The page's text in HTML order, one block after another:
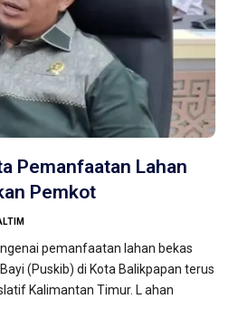
Pemanfaatan Lahan
Pemkot
pemanfaatan lahan bekas
(Puskib) di Kota Balikpapan terus
Kalimantan Timur. L ahan